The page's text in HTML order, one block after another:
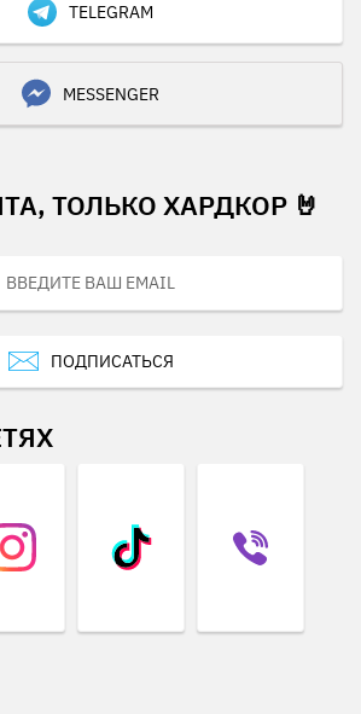
TELEGRAM
MESSENGER
ТОЛЬКО ХАРДКОР 🤘
ПОДПИСАТЬСЯ